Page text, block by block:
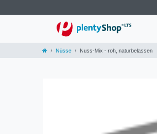
Nüsse Nuss-Mix - roh, naturbelassen